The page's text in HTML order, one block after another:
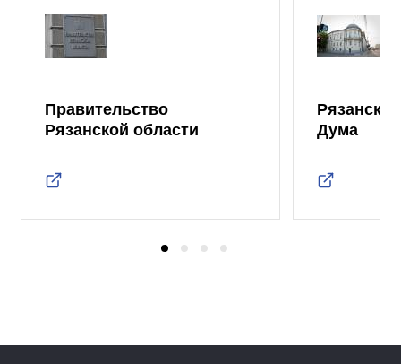
Правительство
Рязанской области
Дума